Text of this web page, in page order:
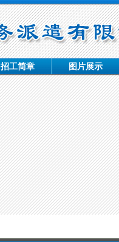
招工简章 图片展示